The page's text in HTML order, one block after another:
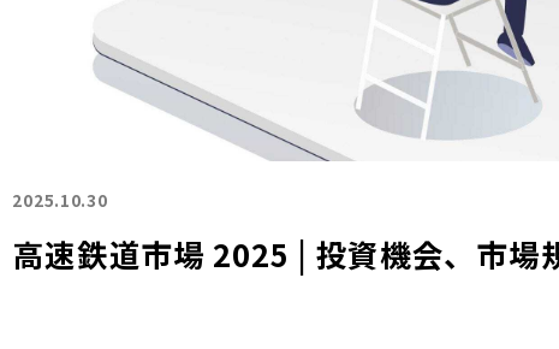
2025.10.30
高速鉄道市場 2025 | 投資機会、市場